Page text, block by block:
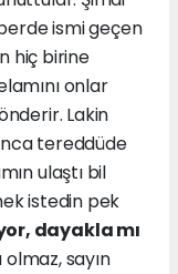
ismi geçen
hiç birine
onlar
Lakin
tereddüde
ulaştı bil
istedin pek
dayakla mı
sayın